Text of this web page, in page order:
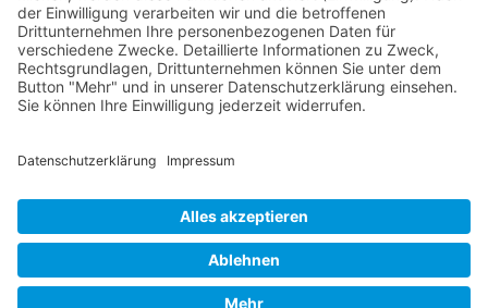
Diese E-Mail-Adresse ist vor Spambots geschützt! Zur
Anzeige muss JavaScript eingeschaltet sein!
0261-1349 8000
38100 Braunschweig
Impressum